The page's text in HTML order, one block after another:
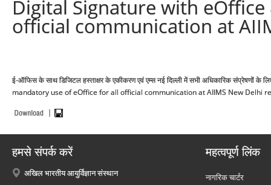
Digital Signature with
official communication at
ई-ऑफिस के साथ डिजिटल हस्‍ताक्षर के एकीकरण एवं एम्‍स नई दिल्‍ली में सभी अधिकारिक
mandatory use of eOffice for all official communication at AIIMS New Delhi
हमसे संपर्क करें
अखिल भारतीय आयुर्विज्ञान संस्थान
महत्वपूर्ण लिंक
नागरिक चार्टर